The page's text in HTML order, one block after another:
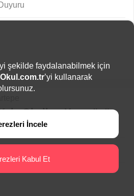
Okulları Kampüsü
şekilde faydalanabilmek için
Okul.com.tr’yi kullanarak
İncele
Kabul Et